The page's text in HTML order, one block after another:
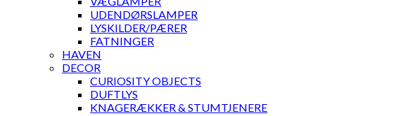
UDENDØRSLAMPER
LYSKILDER/PÆRER
FATNINGER
HAVEN
DECOR
CURIOSITY OBJECTS
DUFTLYS
KNAGERÆKKER & STUMTJENERE